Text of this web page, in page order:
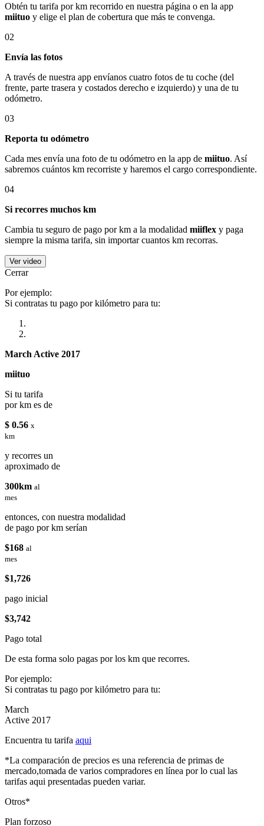
Obtén tu tarifa por km recorrido en nuestra página o en la app
miituo y elige el plan de cobertura que más te convenga.
02
Envía las fotos
A través de nuestra app envíanos cuatro fotos de tu coche (del
frente, parte trasera y costados derecho e izquierdo) y una de tu
odómetro.
03
Reporta tu odómetro
Cada mes envía una foto de tu odómetro en la app de miituo. Así
sabremos cuántos km recorriste y haremos el cargo correspondiente.
04
Si recorres muchos km
Cambia tu seguro de pago por km a la modalidad miiflex y paga
siempre la misma tarifa, sin importar cuantos km recorras.
Ver video
Cerrar
Por ejemplo:
Si contratas tu pago por kilómetro para tu:
March Active 2017
miituo
Si tu tarifa
por km es de
$ 0.56 x
km
y recorres un
aproximado de
300km al
mes
entonces, con nuestra modalidad
de pago por km serían
$168 al
mes
$1,726
pago inicial
$3,742
Pago total
De esta forma solo pagas por los km que recorres.
Por ejemplo:
Si contratas tu pago por kilómetro para tu:
March
Active 2017
Encuentra tu tarifa aqui
*La comparación de precios es una referencia de primas de
mercado,tomada de varios compradores en línea por lo cual las
tarifas aqui presentadas pueden variar.
Otros*
Plan forzoso